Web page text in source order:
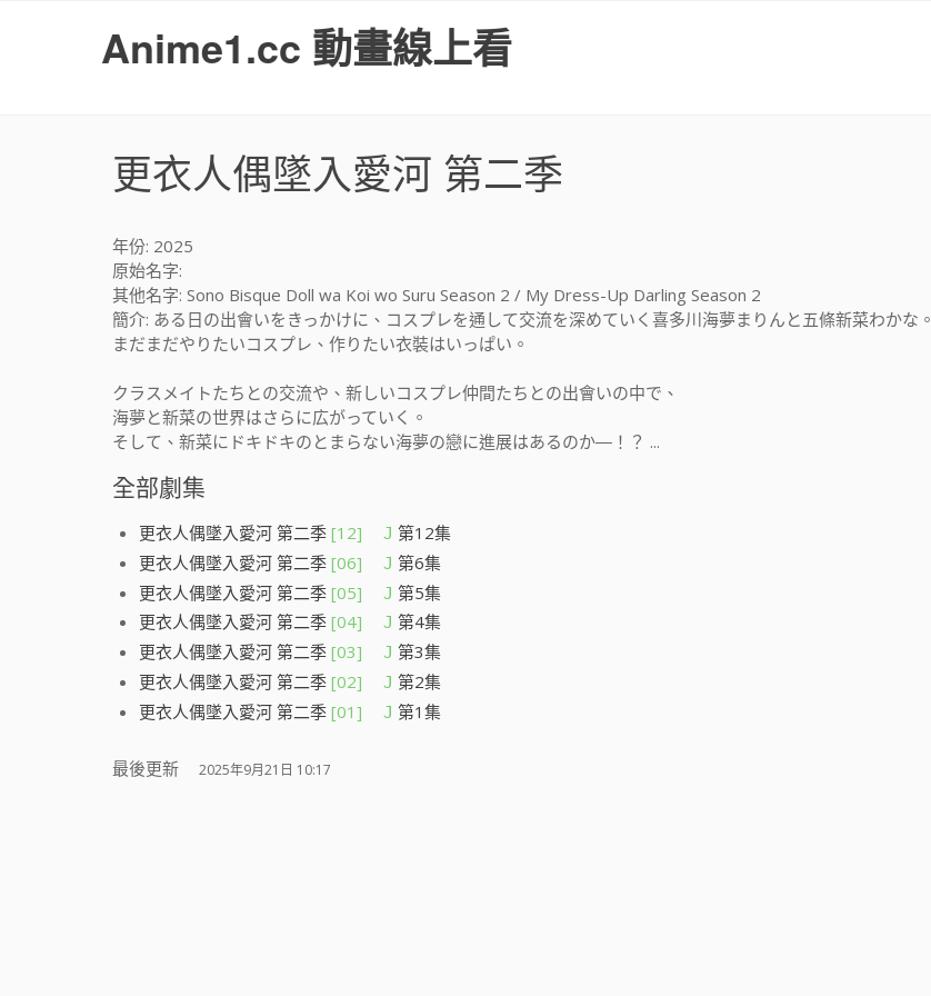
Anime1.cc 動畫線上看
更衣人偶墜入愛河 第二季
年份: 2025
原始名字:
其他名字: Sono Bisque Doll wa Koi wo Suru Season 2 / My Dress-Up Darling Season 2
簡介: ある日の出會いをきっかけに、コスプレを通して交流を深めていく喜多川海夢まりんと五條新菜わかな。
まだまだやりたいコスプレ、作りたい衣裝はいっぱい。
クラスメイトたちとの交流や、新しいコスプレ仲間たちとの出會いの中で、
海夢と新菜の世界はさらに広がっていく。
そして、新菜にドキドキのとまらない海夢の戀に進展はあるのか―！？ ...
全部劇集
更衣人偶墜入愛河 第二季 [12] J 第12集
更衣人偶墜入愛河 第二季 [06] J 第6集
更衣人偶墜入愛河 第二季 [05] J 第5集
更衣人偶墜入愛河 第二季 [04] J 第4集
更衣人偶墜入愛河 第二季 [03] J 第3集
更衣人偶墜入愛河 第二季 [02] J 第2集
更衣人偶墜入愛河 第二季 [01] J 第1集
最後更新 2025年9月21日 10:17